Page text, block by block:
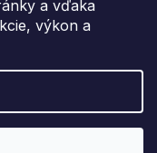
a vďaka
výkon a
práva vyhradené.